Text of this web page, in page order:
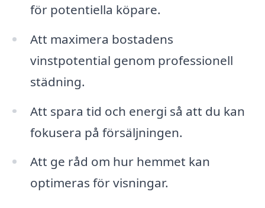
för potentiella köpare.
Att maximera bostadens
vinstpotential genom professionell
städning.
Att spara tid och energi så att du kan
fokusera på försäljningen.
Att ge råd om hur hemmet kan
optimeras för visningar.